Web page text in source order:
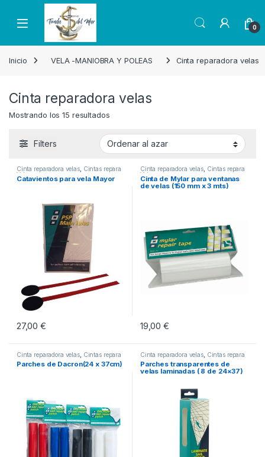
Skip to navigation
Skip to content
Open 0
Inicio VELA -MANIOBRA Y POLEAS Cinta reparadora velas
Cinta reparadora velas
Mostrando los 15 resultados
Filters
Cinta reparadora velas, Cintas repara
Velas
Catavientos para vela Mayor
27,00€
Cinta reparadora velas, Cintas repara
Velas
Cinta de Mylar para ventanas
de velas (150 mm x 3 mts)
19,00€
Cinta reparadora velas, Cintas repara
Velas
Parches de Dacron(24 x 37cm)
Cinta reparadora velas, Cintas repara
Velas
Parches transparentes de
velas laminadas ( 8 de 24×37)